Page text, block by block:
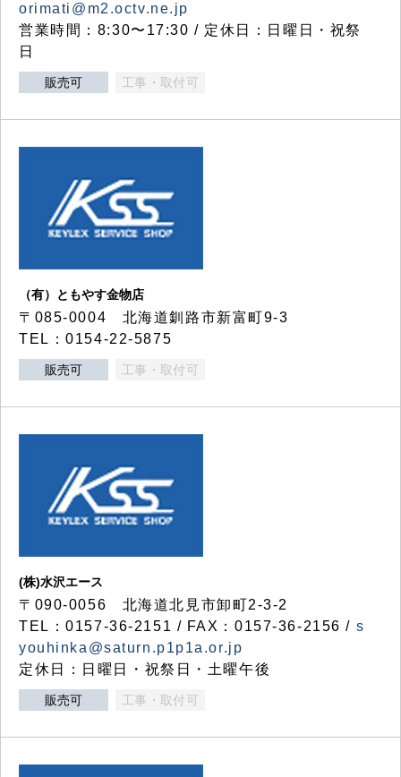
orimati@m2.octv.ne.jp
営業時間：8:30〜17:30 / 定休日：日曜日・祝祭
日
販売可 工事・取付可
（有）ともやす金物店
〒085-0004 北海道釧路市新富町9-3
TEL：0154-22-5875
販売可 工事・取付可
(株)水沢エース
〒090-0056 北海道北見市卸町2-3-2
TEL：0157-36-2151 / FAX：0157-36-2156 / s
youhinka@saturn.p1p1a.or.jp
定休日：日曜日・祝祭日・土曜午後
販売可 工事・取付可